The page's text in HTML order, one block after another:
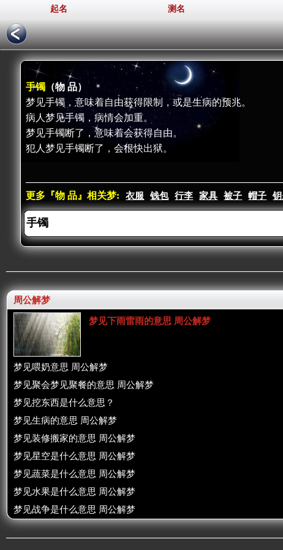
起名 测名
手镯 （物 品）
梦见手镯，意味着自由获得限制，或是生病的预兆。
病人梦见手镯，病情会加重。
梦见手镯断了，意味着会获得自由。
犯人梦见手镯断了，会很快出狱。
更多『物 品』相关梦: 衣服 钱包 行李 家具 被子 帽子
周公解梦
梦见下雨雷雨的意思 周公解梦
梦见喂奶意思 周公解梦
梦见聚会梦见聚餐的意思 周公解梦
梦见挖东西是什么意思？
梦见生病的意思 周公解梦
梦见装修搬家的意思 周公解梦
梦见星空是什么意思 周公解梦
梦见蔬菜是什么意思 周公解梦
梦见水果是什么意思 周公解梦
梦见战争是什么意思 周公解梦